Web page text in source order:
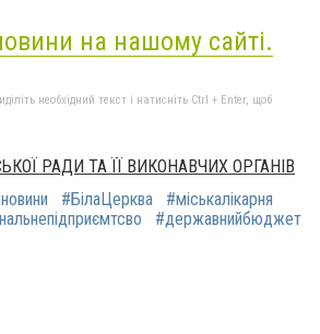
на нашому сайті.
необхідний текст і натисніть Ctrl + Enter, щоб
РАДИ ТА ЇЇ ВИКОНАВЧИХ ОРГАНІВ
#БілаЦерква
#міськалікарня
#державнийбюджет